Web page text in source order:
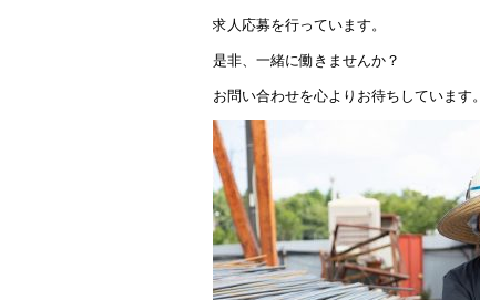
求人応募を行っています。
是非、一緒に働きませんか？
お問い合わせを心よりお待ちしています。